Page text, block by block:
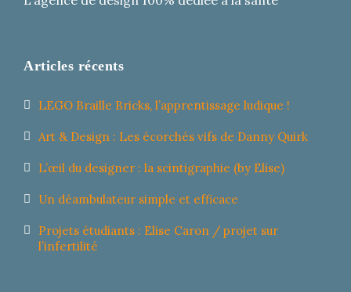
Articles récents
LEGO Braille Bricks, l’apprentissage ludique !
Art & Design : Les écorchés vifs de Danny Quirk
L’œil du designer : la scintigraphie (by Elise)
Un déambulateur simple et efficace
Projets étudiants : Elise Caron / projet sur
l’infertilité